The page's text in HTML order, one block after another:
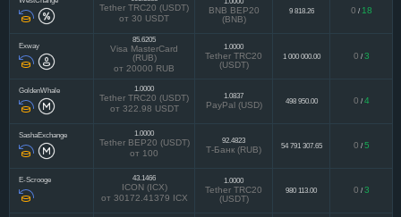
Tether TRC20 (USDT)
от 30 USDT
BNB BEP20
(BNB)
9 818.26 0 / 18
Exway
85.6205
Visa MasterCard
(RUB)
от 20000 RUB
1.0000
Tether TRC20
(USDT)
1 000 000.00 0 / 3
GoldenWhale 1.0000
Tether TRC20 (USDT)
от 322.98 USDT
1.0837
PayPal (USD) 498 950.00 0 / 4
SashaExchange 1.0000
Tether BEP20 (USDT)
от 100
92.4823
Т-Банк (RUB) 54 791 307.65 0 / 5
E-Scrooge 43.1466
ICON (ICX)
от 30172.41379 ICX
1.0000
Tether TRC20
(USDT)
980 113.00 0 / 3